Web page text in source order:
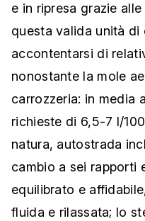
e in ripresa grazie
questa valida unità di
accontentarsi di
nonostante la mole
carrozzeria: in media
richieste di 6,5-7 l/
natura, autostrada
cambio a sei rapporti
equilibrato e
fluida e rilassata; lo